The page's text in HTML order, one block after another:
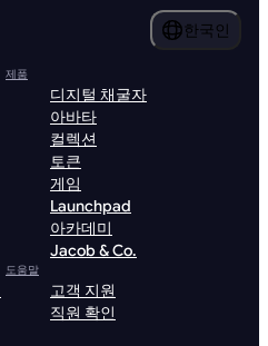
한국인
제품
디지털 채굴자
아바타
컬렉션
토큰
게임
Launchpad
아카데미
Jacob & Co.
도움말
고객 지원
직원 확인